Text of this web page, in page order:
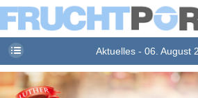
Aktuelles - 06. August